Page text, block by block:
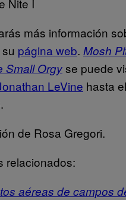
Nite I
más información
página web. Mosh
Small Orgyse puede
LeVine hasta
de Rosa Gregori.
relacionados:
aéreas de campos